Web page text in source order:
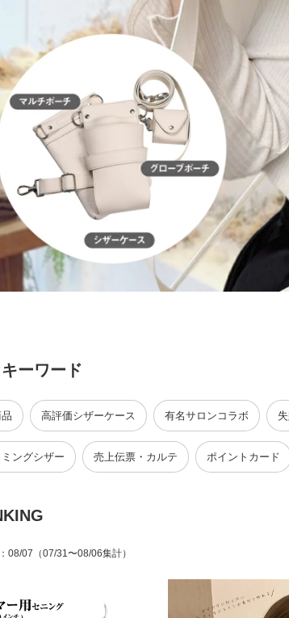
ーワード
高評価シザーケース 有名サロンコラボ
ミングシザー 売上伝票・カルテ ポイントカード
： 08/07 （07/31〜08/06集計）